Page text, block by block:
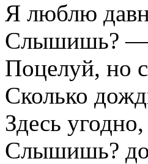
Я люблю
Слышишь? —
Поцелуй, но
Сколько
Здесь
Слышишь?